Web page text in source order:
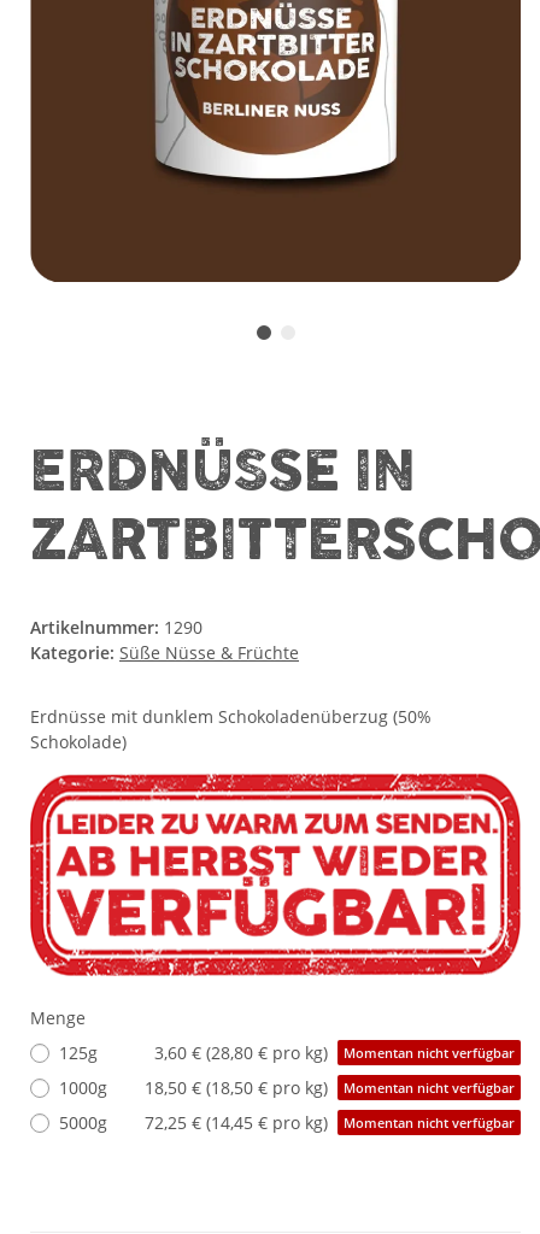
ERDNÜSSE IN
Artikelnummer: 1290
Kategorie: Süße Nüsse & Früchte
Erdnüsse mit dunklem Schokoladenüberzug (50%
Schokolade)
Menge
125g
3,60 € (28,80 € pro kg) Momentan nicht verfügbar
1000g 18,50 € (18,50 € pro kg) Momentan nicht verfügbar
5000g 72,25 € (14,45 € pro kg) Momentan nicht verfügbar